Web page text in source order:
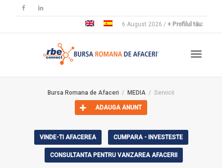
6 August 2026 / + Profilul tău:
Bursa Romana de Afaceri MEDIA Servicii
ADAUGA ANUNT
VINDE-TI AFACEREA CUMPARA - INVESTESTE
CONSULTANTA PENTRU VANZAREA AFACERII